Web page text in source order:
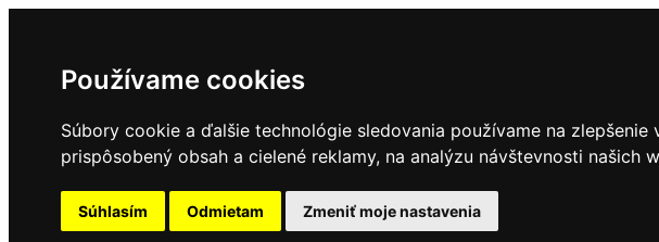
Používame cookies
Súbory cookie a ďalšie technológie sledovania používame na
prispôsobený obsah a cielené reklamy, na analýzu návštevnosti
Súhlasím Odmietam Zmeniť moje nastavenia